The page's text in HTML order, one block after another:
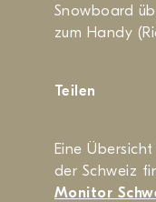
Snowboard
zum Handy
Teilen
Eine
der Schweiz
Monitor